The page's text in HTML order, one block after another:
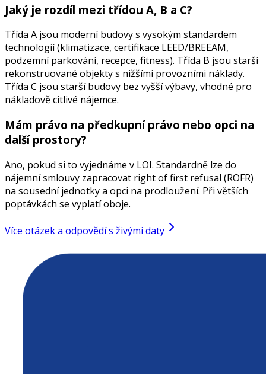
Jaký je rozdíl mezi třídou A, B a C?
Třída A jsou moderní budovy s vysokým standardem
technologií (klimatizace, certifikace LEED/BREEAM,
podzemní parkování, recepce, fitness). Třída B jsou starší
rekonstruované objekty s nižšími provozními náklady.
Třída C jsou starší budovy bez vyšší výbavy, vhodné pro
nákladově citlivé nájemce.
Mám právo na předkupní právo nebo opci na
další prostory?
Ano, pokud si to vyjednáme v LOI. Standardně lze do
nájemní smlouvy zapracovat right of first refusal (ROFR)
na sousední jednotky a opci na prodloužení. Při větších
poptávkách se vyplatí oboje.
Více otázek a odpovědí s živými daty